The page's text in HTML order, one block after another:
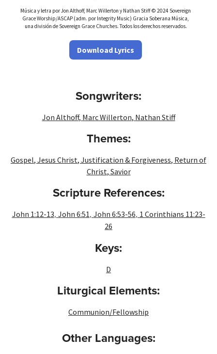
Música y letra por Jon Althoff, Marc Willerton y Nathan Stiff © 2024 Sovereign
Grace Worship/ASCAP (adm. por Integrity Music) Gracia Soberana Música,
una división de Sovereign Grace Churches. Todos los derechos reservados.
Download Lyrics
Songwriters:
Jon Althoff, Marc Willerton, Nathan Stiff
Themes:
Gospel, Jesus Christ, Justification & Forgiveness, Return of
Christ, Savior
Scripture References:
John 1:12-13, John 6:51, John 6:53-56, 1 Corinthians 11:23-
26
Keys:
D
Liturgical Elements:
Communion/Fellowship
Other Languages: